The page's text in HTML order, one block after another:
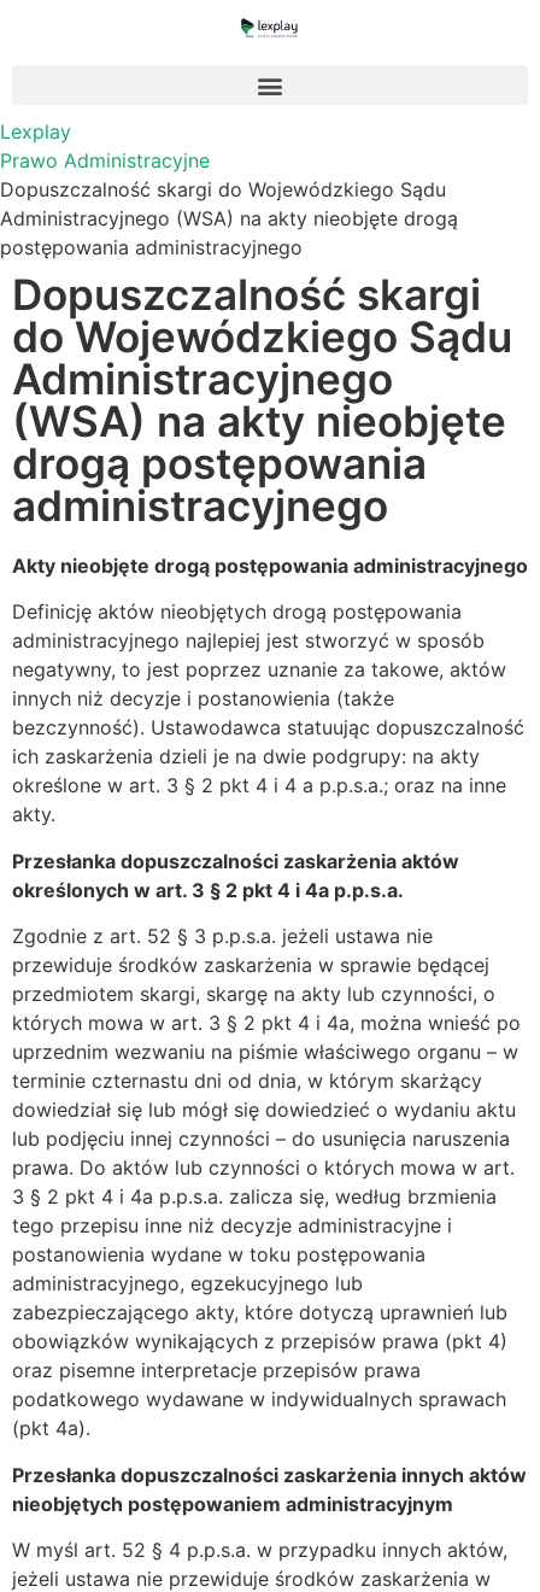
Lexplay
Prawo Administracyjne
Dopuszczalność skargi do Wojewódzkiego Sądu
Administracyjnego (WSA) na akty nieobjęte drogą
postępowania administracyjnego
Dopuszczalność skargi
do Wojewódzkiego Sądu
Administracyjnego
(WSA) na akty nieobjęte
drogą postępowania
administracyjnego
Akty nieobjęte drogą postępowania administracyjnego
Definicję aktów nieobjętych drogą postępowania
administracyjnego najlepiej jest stworzyć w sposób
negatywny, to jest poprzez uznanie za takowe, aktów
innych niż decyzje i postanowienia (także
bezczynność). Ustawodawca statuując dopuszczalność
ich zaskarżenia dzieli je na dwie podgrupy: na akty
określone w art. 3 § 2 pkt 4 i 4 a p.p.s.a.; oraz na inne
akty.
Przesłanka dopuszczalności zaskarżenia aktów
określonych w art. 3 § 2 pkt 4 i 4a p.p.s.a.
Zgodnie z art. 52 § 3 p.p.s.a. jeżeli ustawa nie
przewiduje środków zaskarżenia w sprawie będącej
przedmiotem skargi, skargę na akty lub czynności, o
których mowa w art. 3 § 2 pkt 4 i 4a, można wnieść po
uprzednim wezwaniu na piśmie właściwego organu – w
terminie czternastu dni od dnia, w którym skarżący
dowiedział się lub mógł się dowiedzieć o wydaniu aktu
lub podjęciu innej czynności – do usunięcia naruszenia
prawa. Do aktów lub czynności o których mowa w art.
3 § 2 pkt 4 i 4a p.p.s.a. zalicza się, według brzmienia
tego przepisu inne niż decyzje administracyjne i
postanowienia wydane w toku postępowania
administracyjnego, egzekucyjnego lub
zabezpieczającego akty, które dotyczą uprawnień lub
obowiązków wynikających z przepisów prawa (pkt 4)
oraz pisemne interpretacje przepisów prawa
podatkowego wydawane w indywidualnych sprawach
(pkt 4a).
Przesłanka dopuszczalności zaskarżenia innych aktów
nieobjętych postępowaniem administracyjnym
W myśl art. 52 § 4 p.p.s.a. w przypadku innych aktów,
jeżeli ustawa nie przewiduje środków zaskarżenia w